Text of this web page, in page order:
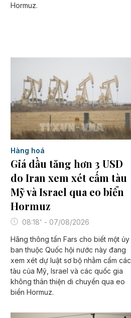
Hormuz.
Hàng hoá
Giá dầu tăng hơn 3 USD
do Iran xem xét cấm tàu
Mỹ và Israel qua eo biển
Hormuz
08:18' - 07/08/2026
Hãng thông tấn Fars cho biết một ủy
ban thuộc Quốc hội nước này đang
xem xét dự luật sơ bộ nhằm cấm các
tàu của Mỹ, Israel và các quốc gia
không thân thiện di chuyển qua eo
biển Hormuz.